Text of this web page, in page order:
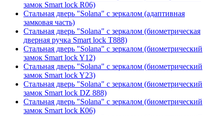
замок Smart lock R06)
Стальная дверь "Solana" с зеркалом (адаптивная
замковая часть)
Стальная дверь "Solana" с зеркалом (биометрическая
дверная ручка Smart lock T888)
Стальная дверь "Solana" с зеркалом (биометрический
замок Smart lock Y12)
Стальная дверь "Solana" с зеркалом (биометрический
замок Smart lock Y23)
Стальная дверь "Solana" с зеркалом (биометрический
замок Smart lock DZ 888)
Стальная дверь "Solana" с зеркалом (биометрический
замок Smart lock К06)